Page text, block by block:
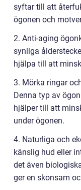
syftar till att
ögonen och
2. Anti-aging
synliga
hjälpa till att
3. Mörka ringar
Denna typ av
hjälper till att
under ögonen.
4. Naturliga och
känslig hud eller
det även
ger en skonsam